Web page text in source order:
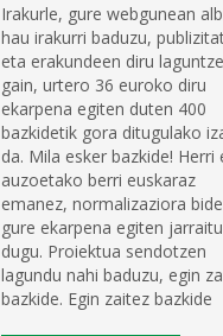
Irakurle, gure webgunean
hau irakurri baduzu,
eta erakundeen diru
gain, urtero 36 euroko diru
ekarpena egiten duten 400
bazkidetik gora ditugulako
da. Mila esker bazkide! Herri
auzoetako berri euskaraz
emanez, normalizaziora
gure ekarpena egiten
dugu. Proiektua sendotzen
lagundu nahi baduzu, egin
bazkide. Egin zaitez bazkide